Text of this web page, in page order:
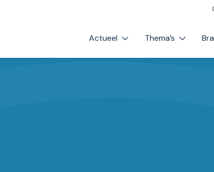
Actueel Thema’s